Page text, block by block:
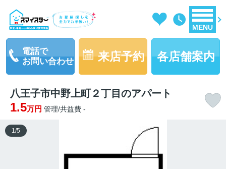
MENU
電話で
お問い合わせ
来店予約 各店舗案内
八王子市中野上町２丁目のアパート
1.5万円 管理/共益費 -
1/5